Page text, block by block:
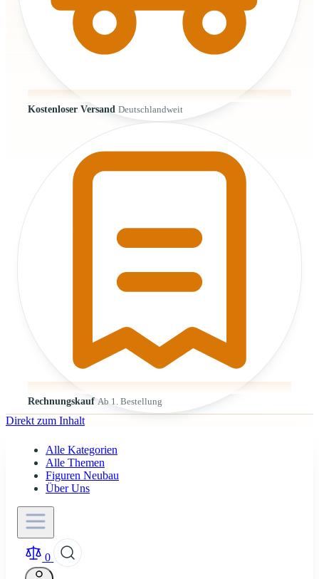
Kostenloser Versand Deutschlandweit
Rechnungskauf Ab 1. Bestellung
Direkt zum Inhalt
Alle Kategorien
Alle Themen
Figuren Neubau
Über Uns
0